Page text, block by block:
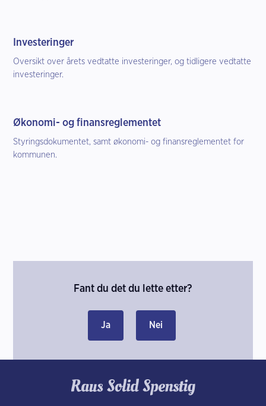
Investeringer
Oversikt over årets vedtatte investeringer, og tidligere vedtatte
investeringer.
Økonomi- og finansreglementet
Styringsdokumentet, samt økonomi- og finansreglementet for
kommunen.
Fant du det du lette etter?
Ja Nei